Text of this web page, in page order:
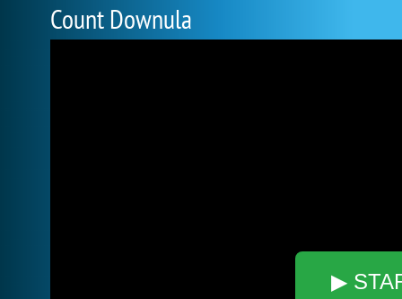
Count Downula
▶